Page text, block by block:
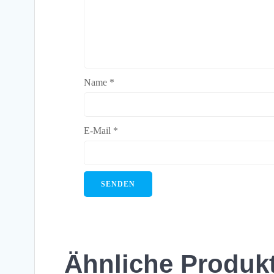
Name *
E-Mail *
Ähnliche